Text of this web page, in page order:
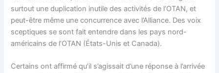
surtout une duplication inutile des activités de l’OTAN, et
peut-être même une concurrence avec l’Alliance. Des voix
sceptiques se sont fait entendre dans les pays nord-
américains de l’OTAN (États-Unis et Canada).
Certains ont affirmé qu’il s’agissait d’une réponse à l’arrivée